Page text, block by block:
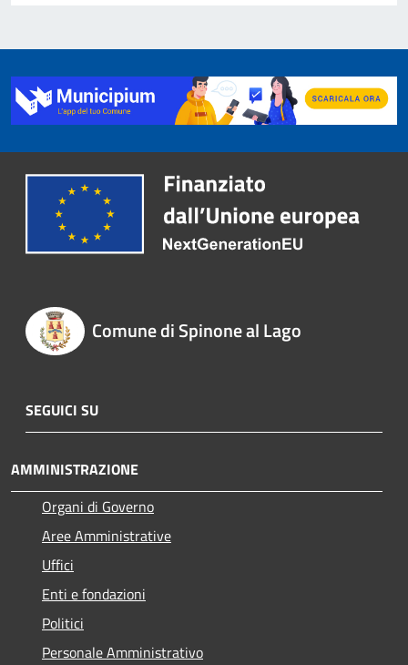
Comune di Spinone al Lago
SEGUICI SU
AMMINISTRAZIONE
Organi di Governo
Aree Amministrative
Uffici
Enti e fondazioni
Politici
Personale Amministrativo